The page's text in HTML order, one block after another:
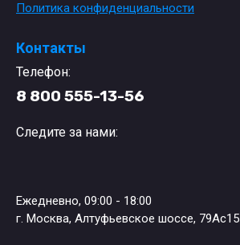
Политика конфиденциальности
Контакты
Телефон:
8 800 555-13-56
Следите за нами:
Ежедневно, 09:00 - 18:00
г. Москва, Алтуфьевское шоссе, 79Ас15